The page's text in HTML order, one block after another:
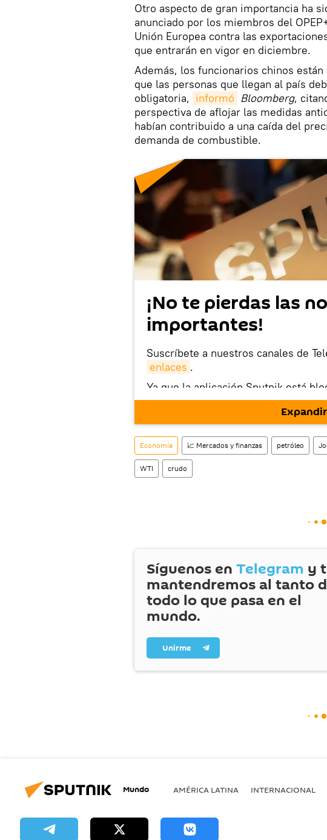
Otro aspecto de gran importancia ha
anunciado por los miembros del
Unión Europea contra las
que entrarán en vigor en diciembre.
Además, los funcionarios chinos
que las personas que llegan al país
obligatoria, informó Bloomberg,
perspectiva de aflojar las medidas
habían contribuido a una caída del
demanda de combustible.
¡No te pierdas las
importantes!
Suscríbete a nuestros canales de
enlaces .
Ya que la aplicación Sputnik está
este enlace puedes descargarla e
Expandir
Economía 📈 Mercados y finanzas petróleo
WTI crudo
Síguenos en Telegram y
mantendremos al tanto
todo lo que pasa en el
mundo.
Unirme
Mundo AMÉRICA LATINA INTERNACIONAL